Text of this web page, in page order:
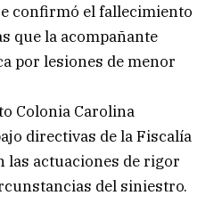
confirmó el fallecimiento
que la acompañante
por lesiones de menor
Colonia Carolina
directivas de la Fiscalía
las actuaciones de rigor
del siniestro.